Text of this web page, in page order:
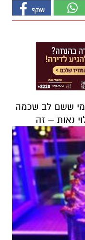
מי ששם לב שכמה
נאות – זה